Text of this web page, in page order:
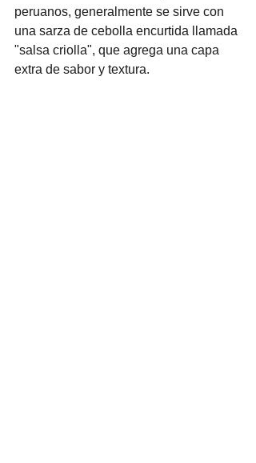
peruanos, generalmente se sirve con
una sarza de cebolla encurtida llamada
"salsa criolla", que agrega una capa
extra de sabor y textura.